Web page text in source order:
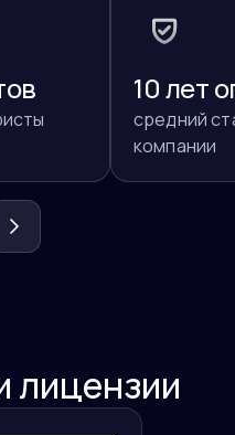
10 лет
средний
компании
лицензии